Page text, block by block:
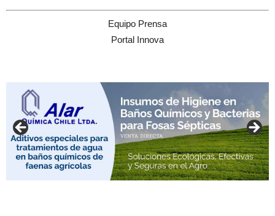
Equipo Prensa
Portal Innova